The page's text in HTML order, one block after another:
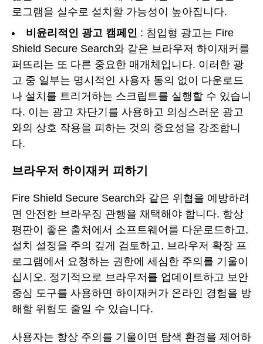
로그램을 실수로 설치할 가능성이 높아집니다.
비윤리적인 광고 캠페인 : 침입형 광고는 Fire
Shield Secure Search와 같은 브라우저 하이재커를
퍼뜨리는 또 다른 중요한 매개체입니다. 이러한 광
고 중 일부는 명시적인 사용자 동의 없이 다운로드
나 설치를 트리거하는 스크립트를 실행할 수 있습니
다. 이는 광고 차단기를 사용하고 의심스러운 광고
와의 상호 작용을 피하는 것의 중요성을 강조합니
다.
브라우저 하이재커 피하기
Fire Shield Secure Search와 같은 위협을 예방하려
면 안전한 브라우징 관행을 채택해야 합니다. 항상
평판이 좋은 출처에서 소프트웨어를 다운로드하고,
설치 설정을 주의 깊게 검토하고, 브라우저 확장 프
로그램에서 요청하는 권한에 세심한 주의를 기울이
십시오. 정기적으로 브라우저를 업데이트하고 보안
중심 도구를 사용하면 하이재커가 온라인 경험을 방
해할 위험도 줄일 수 있습니다.
사용자는 항상 주의를 기울이면 탐색 환경을 제어하